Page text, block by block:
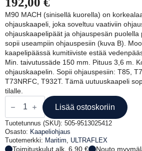
M90 MACH (sinisellä kuorella) on
ohjauskaapeli, joka soveltuu vaativiin
ohjauskaapelipäät ja ohjauspesän puolella
sopii useampiin ohjauspesiin (kuva B).
kaapelipäässä kumitiiviste estää
Min. taivutussäde 150 mm. Pituus 3,6 m.
ohjauskaapelin. Sopii ohjauspesiin: T85,
T73NRFC, T932T. Tämä uutuuskaapeli
tilalle.
ULTRAFLEX
M90
MACH
OHJAUSKAAPELI
3,6M
määrä
Lisää ostoskoriin
Tuotetunnus (SKU): 505-9513025412
Osasto: Kaapeliohjaus
Tuotemerkki: Maritim ULTRAFLEX
Toimituskulut alk. 6,90 €
Nouto